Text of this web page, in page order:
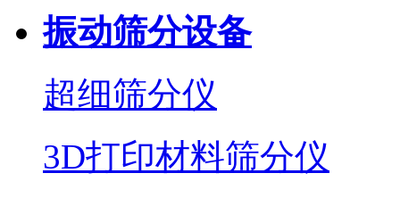
振动筛分设备
超细筛分仪
3D打印材料筛分仪